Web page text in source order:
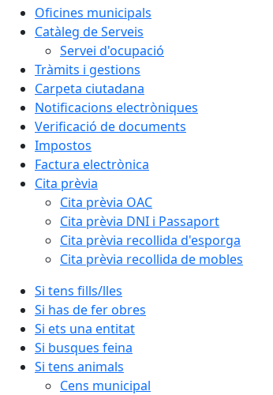
Oficines municipals
Catàleg de Serveis
Servei d'ocupació
Tràmits i gestions
Carpeta ciutadana
Notificacions electròniques
Verificació de documents
Impostos
Factura electrònica
Cita prèvia
Cita prèvia OAC
Cita prèvia DNI i Passaport
Cita prèvia recollida d'esporga
Cita prèvia recollida de mobles
Si tens fills/lles
Si has de fer obres
Si ets una entitat
Si busques feina
Si tens animals
Cens municipal